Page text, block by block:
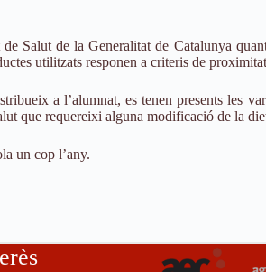
Salut de la Generalitat de Catalunya
utilitzats responen a criteris de
a l’alumnat, es tenen presents les
que requereixi alguna modificació de la
un cop l’any.